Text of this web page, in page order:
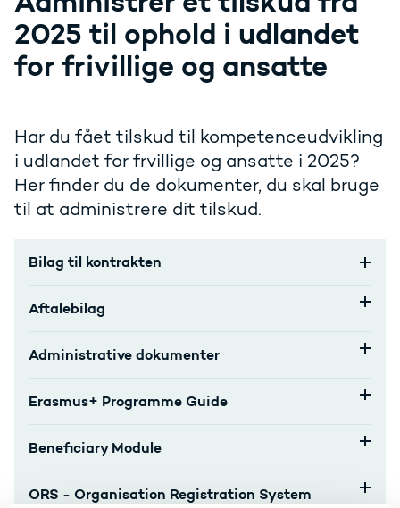
2025 til ophold i udlandet
for frivillige og ansatte
Har du fået tilskud til kompetenceudvikling
i udlandet for frvillige og ansatte i 2025?
Her finder du de dokumenter, du skal bruge
til at administrere dit tilskud.
Bilag til kontrakten
Aftalebilag
Administrative dokumenter
Erasmus+ Programme Guide
Beneficiary Module
ORS - Organisation Registration System